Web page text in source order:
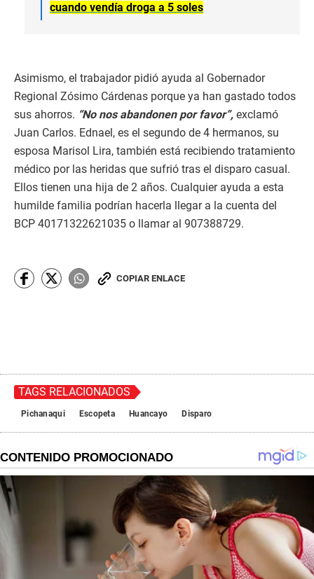
cuando vendía droga a 5 soles
Asimismo, el trabajador pidió ayuda al Gobernador
Regional Zósimo Cárdenas porque ya han gastado todos
sus ahorros. “No nos abandonen por favor”, exclamó
Juan Carlos. Ednael, es el segundo de 4 hermanos, su
esposa Marisol Lira, también está recibiendo tratamiento
médico por las heridas que sufrió tras el disparo casual.
Ellos tienen una hija de 2 años. Cualquier ayuda a esta
humilde familia podrían hacerla llegar a la cuenta del
BCP 40171322621035 o llamar al 907388729.
COPIAR ENLACE
TAGS RELACIONADOS
Pichanaqui Escopeta Huancayo Disparo